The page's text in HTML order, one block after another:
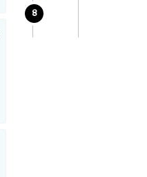
৪